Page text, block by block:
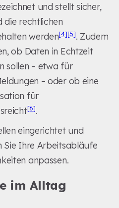
und stellt sicher,
die rechtlichen
werden[4][5]. Zudem
ob Daten in Echtzeit
sollen – etwa für
– oder ob eine
für
[6].
eingerichtet und
Sie Ihre Arbeitsabläufe
anpassen.
im Alltag